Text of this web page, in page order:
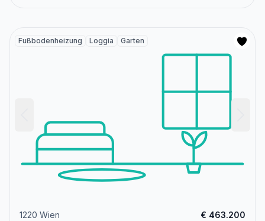
Fußbodenheizung Loggia Garten
1220 Wien € 463.200